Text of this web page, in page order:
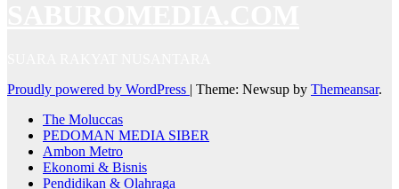
Proudly powered by WordPress | Theme: Newsup by Themeansar.
The Moluccas
PEDOMAN MEDIA SIBER
Ambon Metro
Ekonomi & Bisnis
Pendidikan & Olahraga